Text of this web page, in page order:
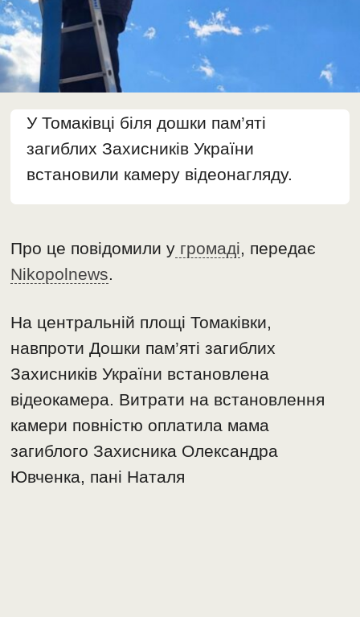
У Томаківці біля дошки пам’яті
загиблих Захисників України
встановили камеру відеонагляду.
Про це повідомили у громаді, передає
Nikopolnews.
На центральній площі Томаківки,
навпроти Дошки пам’яті загиблих
Захисників України встановлена
відеокамера. Витрати на встановлення
камери повністю оплатила мама
загиблого Захисника Олександра
Ювченка, пані Наталя